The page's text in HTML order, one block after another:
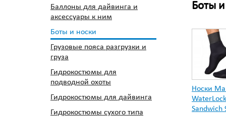
Баллоны для дайвинга и
аксессуары к ним
Боты и носки
Грузовые пояса разгрузки и
груза
Гидрокостюмы для
подводной охоты
Гидрокостюмы для дайвинга
Гидрокостюмы сухого типа
Боты
Носки